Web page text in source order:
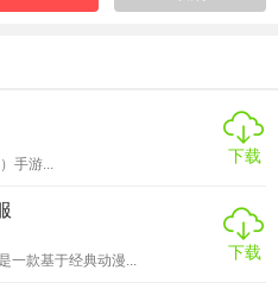
玩家还是喜欢策略战斗的玩
游戏。
手游...
下载
一款基于经典动漫...
下载